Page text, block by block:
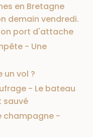
en Bretagne
demain vendredi.
port d'attache
- Une
un vol ?
- Le bateau
sauvé
champagne -